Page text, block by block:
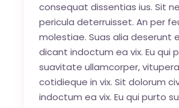
consequat dissentias ius. Sit
pericula deterruisset. An per
molestiae. Suas alia deserunt
dicant indoctum ea vix. Eu qui
suavitate ullamcorper,
cotidieque in vix. Sit dolorum
indoctum ea vix. Eu qui purto